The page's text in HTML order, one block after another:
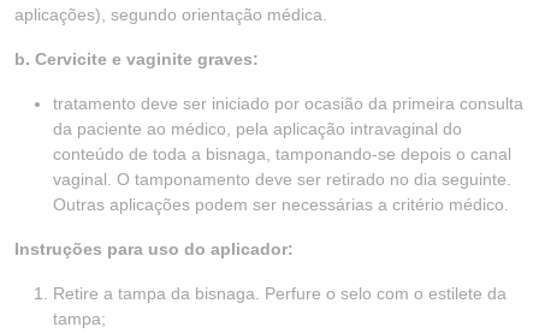
aplicações), segundo orientação médica.
b. Cervicite e vaginite graves:
tratamento deve ser iniciado por ocasião da primeira consulta
da paciente ao médico, pela aplicação intravaginal do
conteúdo de toda a bisnaga, tamponando-se depois o canal
vaginal. O tamponamento deve ser retirado no dia seguinte.
Outras aplicações podem ser necessárias a critério médico.
Instruções para uso do aplicador:
Retire a tampa da bisnaga. Perfure o selo com o estilete da
tampa;